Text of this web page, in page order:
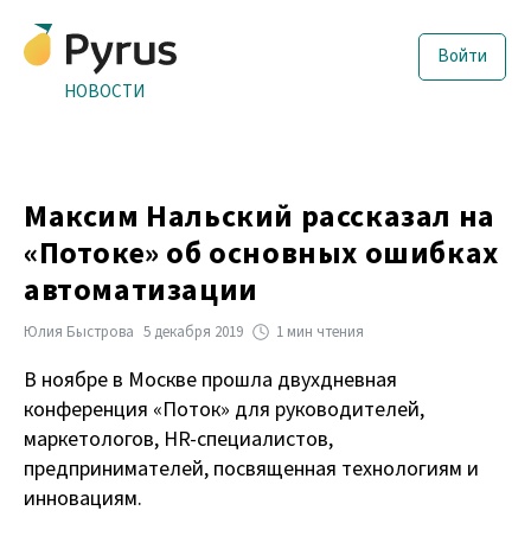
НОВОСТИ
Войти
Максим Нальский рассказал на
«Потоке» об основных ошибках
автоматизации
Юлия Быстрова 5 декабря 2019 1 мин чтения
В ноябре в Москве прошла двухдневная
конференция «Поток» для руководителей,
маркетологов, HR-специалистов,
предпринимателей, посвященная технологиям и
инновациям.